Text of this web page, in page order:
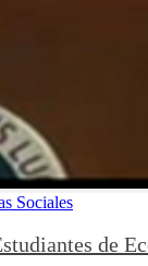
Sociales
de